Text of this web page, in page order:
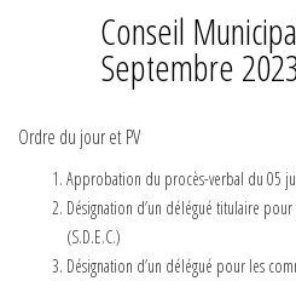
Conseil
Septembre
Ordre du jour et PV
Approbation du procès-verbal du 05
Désignation d’un délégué titulaire
(S.D.E.C.)
Désignation d’un délégué pour les